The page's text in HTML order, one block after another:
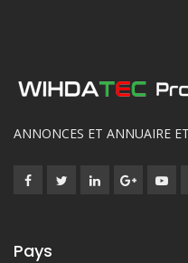
ANNONCES ET ANNUAIRE
Pays